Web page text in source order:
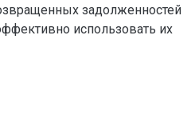
задолженностей
использовать их